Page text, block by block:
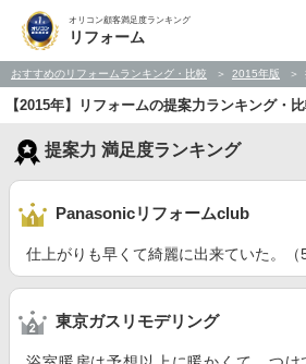
オリコン顧客満足度ランキング
リフォーム
おすすめのリフォームランキング・比較 2015年版
【2015年】リフォームの提案力ランキング・
提案力 満足度ランキング
Panasonicリフォームclub
仕上がりも早くて綺麗に出来ていた。（
東京ガスリモデリング